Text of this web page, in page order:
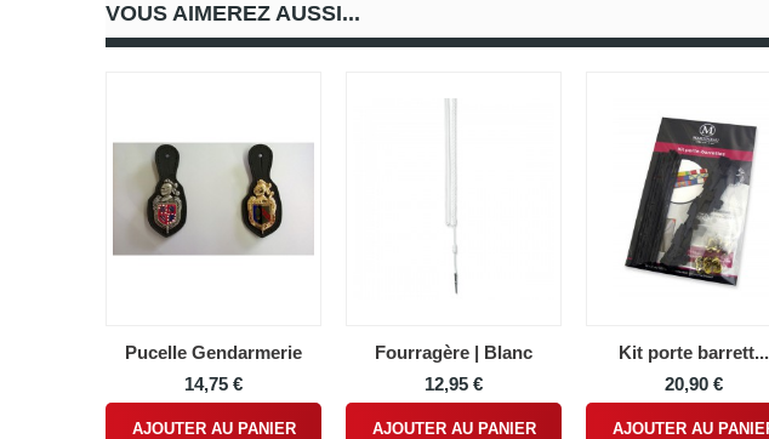
VOUS AIMEREZ AUSSI...
Pucelle Gendarmerie
14,75 €
AJOUTER AU PANIER
Fourragère | Blanc
12,95 €
AJOUTER AU PANIER
Kit porte barrett...
20,90 €
AJOUTER AU